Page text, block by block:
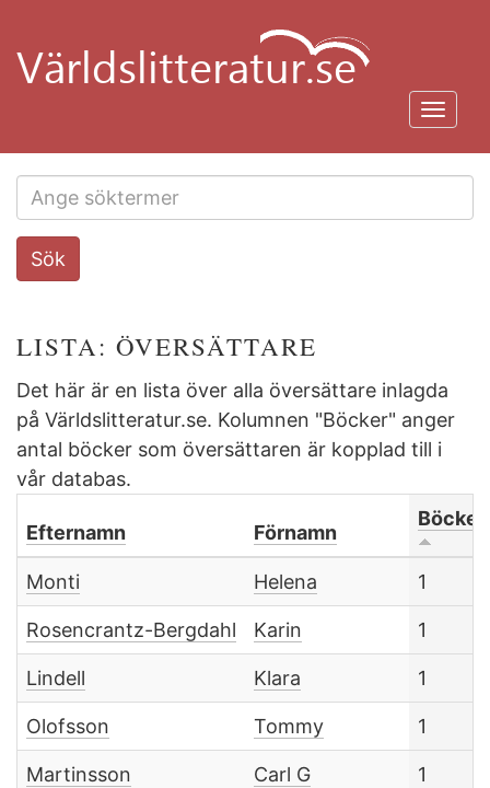
huvudinnehåll
Search
this
Sök
LISTA: ÖVERSÄTTARE
Det här är en lista över alla översättare inlagda
på Världslitteratur.se. Kolumnen "Böcker" anger
antal böcker som översättaren är kopplad till i
vår databas.
Efternamn Förnamn
Böcker
Monti Helena 1
Rosencrantz-Bergdahl Karin 1
Lindell Klara 1
Olofsson Tommy 1
Martinsson Carl G 1